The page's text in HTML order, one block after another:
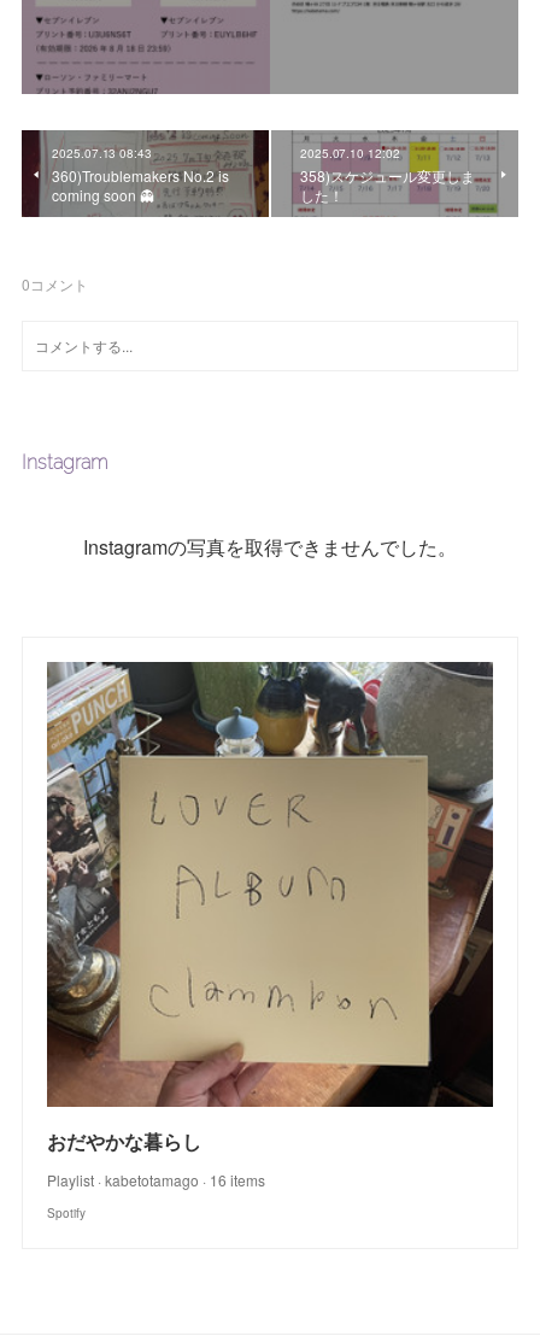
2025.07.13 08:43
360)Troublemakers No.2 is
coming soon 👻
2025.07.10 12:02
358)スケジュール変更しま
した！
0コメント
Instagram
Instagramの写真を取得できませんでした。
おだやかな暮らし
Playlist · kabetotamago · 16 items
Spotify